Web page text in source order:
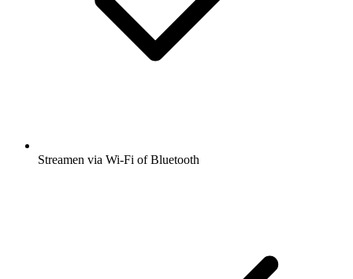
Streamen via Wi-Fi of Bluetooth